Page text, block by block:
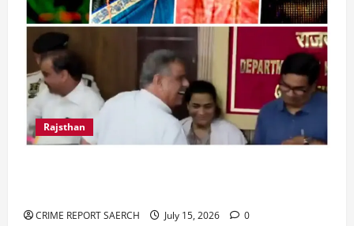
Rajsthan
CRIME REPORT SAERCH July 15, 2026 0